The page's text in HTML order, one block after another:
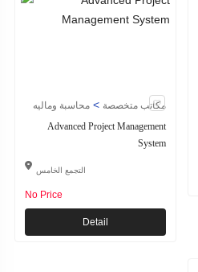
مكاتب متخصصة > محاسبة وماليه
Advanced Project Management
System
التجمع الخامس
No Price
Detail